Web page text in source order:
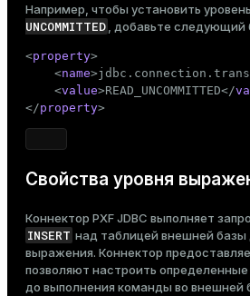
Например, чтобы установить
UNCOMMITTED, добавьте следующий
<property>
<name>
<value>READ_UNCOMMITTED</
</property>
Свойства уровня
Коннектор PXF JDBC выполняет
INSERT над таблицей внешней базы
выражения. Коннектор
позволяют настроить
до выполнения команды во внешней